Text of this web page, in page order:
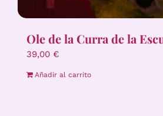
Ole de la Curra de la
39,00 €
Añadir al carrito